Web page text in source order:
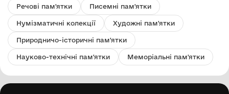
Речові пам'ятки Писемні пам'ятки
Нумізматичні колекції Художні пам'ятки
Природничо-історичні пам'ятки
Науково-технічні пам'ятки Меморіальні пам'ятки